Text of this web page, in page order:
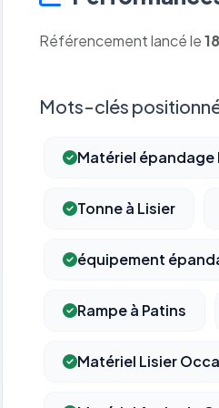
Référencement lancé le
Mots-clés
Matériel épandage
Tonne à Lisier
équipement
Rampe à Patins
Matériel Lisier